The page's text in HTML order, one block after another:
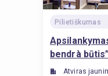
Pilietiškumas
bendrà
Atviras